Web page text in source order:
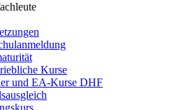
Kurse
und EA-Kurse DHF